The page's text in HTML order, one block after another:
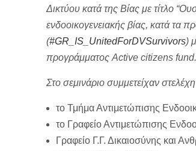
Δικτύου κατά της Βίας με τίτλο
ενδοοικογενειακής βίας, κατά τα
(#GR_IS_UnitedForDVSurvivors)
προγράμματος Active citizens fund.
Στο σεμινάριο συμμετείχαν
το Τμήμα Αντιμετώπισης
το Γραφείο Αντιμετώπισης
Γραφείο Γ.Γ. Δικαιοσύνης και